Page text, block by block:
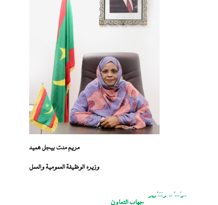
مريم منت بيجل هميد
وزيرة الوظيفة العمومية والعمل
دراسات وتقارير
جهات التعاون